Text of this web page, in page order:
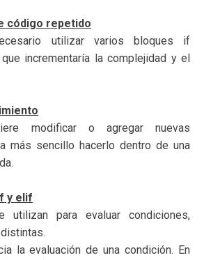
código repetido
utilizar varios bloques if
incrementaría la complejidad y el
modificar o agregar nuevas
más sencillo hacerlo dentro de una
y elif
utilizan para evaluar condiciones,
la evaluación de una condición. En